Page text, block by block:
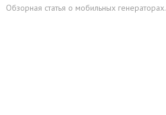
Обзорная статья о мобильных генераторах.